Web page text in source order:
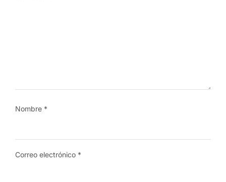
Nombre *
Correo electrónico *